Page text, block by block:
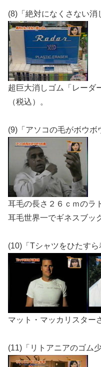
(8)「絶対になくさない消
超巨大消しゴム「レーダ
（税込）。
(9)「アソコの毛がボウボ
耳毛の長さ２６ｃｍのラ
耳毛世界一でギネスブッ
(10)「Tシャツをひたすら
マット・マッカリスター
(11)「リトアニアのゴム